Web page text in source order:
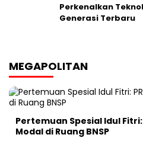
Perkenalkan
Generasi Terbaru
MEGAPOLITAN
Pertemuan Spesial Idul Fitri:
Modal di Ruang BNSP